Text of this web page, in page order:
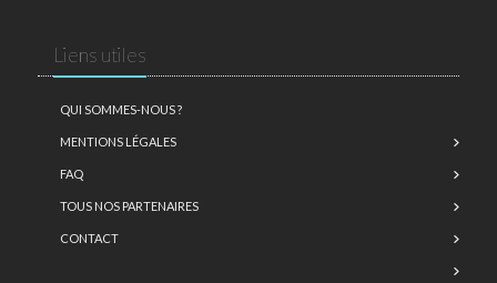
Liens utiles
QUI SOMMES-NOUS ?
MENTIONS LÉGALES
FAQ
TOUS NOS PARTENAIRES
CONTACT